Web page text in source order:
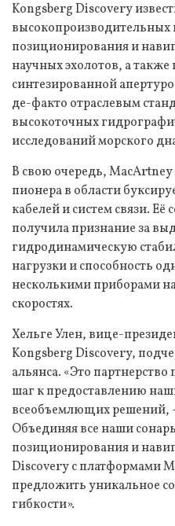
Kongsberg Discovery
высокопроизводительных
позиционирования и
научных эхолотов, а также
синтезированной
де-факто отраслевым
высокоточных
исследований морского
В свою очередь,
пионера в области
кабелей и систем связи. Её
получила признание за
гидродинамическую
нагрузки и способность
несколькими приборами
скоростях.
Хельге Улен, вице-
Kongsberg Discovery,
альянса. «Это
шаг к предоставлению
всеобъемлющих решений,
Объединяя все наши
позиционирования и
Discovery с платформами
предложить уникальное
гибкости».